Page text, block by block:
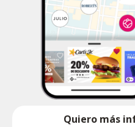
Quiero más